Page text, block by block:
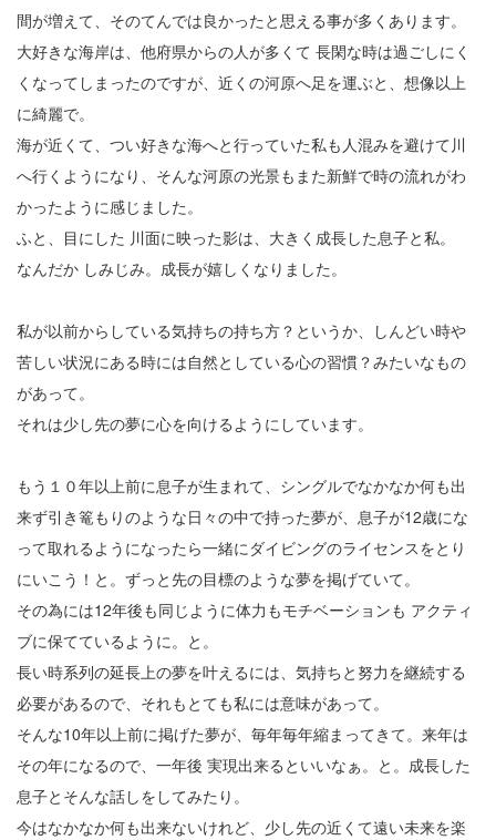
間が増えて、そのてんでは良かったと思える事が多くあります。
大好きな海岸は、他府県からの人が多くて 長閑な時は過ごしにく
くなってしまったのですが、近くの河原へ足を運ぶと、想像以上
に綺麗で。
海が近くて、つい好きな海へと行っていた私も人混みを避けて川
へ行くようになり、そんな河原の光景もまた新鮮で時の流れがわ
かったように感じました。
ふと、目にした 川面に映った影は、大きく成長した息子と私。
なんだか しみじみ。成長が嬉しくなりました。
私が以前からしている気持ちの持ち方？というか、しんどい時や
苦しい状況にある時には自然としている心の習慣？みたいなもの
があって。
それは少し先の夢に心を向けるようにしています。
もう１０年以上前に息子が生まれて、シングルでなかなか何も出
来ず引き篭もりのような日々の中で持った夢が、息子が12歳にな
って取れるようになったら一緒にダイビングのライセンスをとり
にいこう！と。ずっと先の目標のような夢を掲げていて。
その為には12年後も同じように体力もモチベーションも アクティ
ブに保てているように。と。
長い時系列の延長上の夢を叶えるには、気持ちと努力を継続する
必要があるので、それもとても私には意味があって。
そんな10年以上前に掲げた夢が、毎年毎年縮まってきて。来年は
その年になるので、一年後 実現出来るといいなぁ。と。成長した
息子とそんな話しをしてみたり。
今はなかなか何も出来ないけれど、少し先の近くて遠い未来を楽
13
16
18
20
23
24
26
28
30